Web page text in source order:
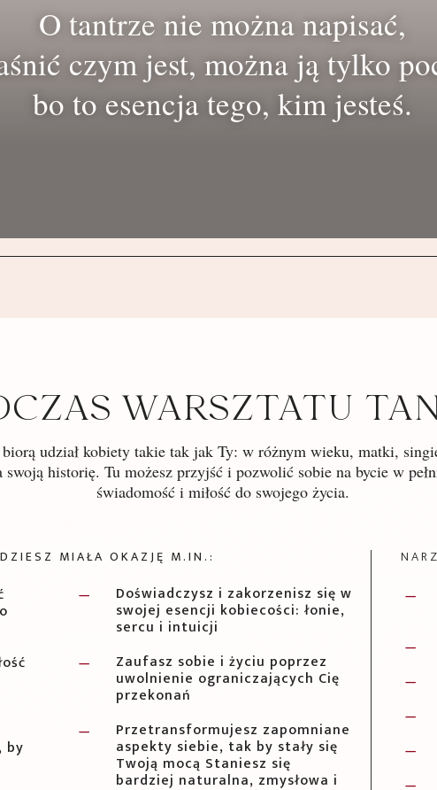
O tantrze nie można napisać,
czym jest, można ją tylko
bo to esencja tego, kim jesteś.
WARSZTATU
udział kobiety takie tak jak Ty: w różnym wieku, matki,
swoją historię. Tu możesz przyjść i pozwolić sobie na bycie w
świadomość i miłość do swojego życia.
MIAŁA OKAZJĘ M.IN.:
by
K Doświadczysz i zakorzenisz się w
swojej esencji kobiecości: łonie,
sercu i intuicji
K Zaufasz sobie i życiu poprzez
uwolnienie ograniczających Cię
przekonań
K Przetransformujesz zapomniane
aspekty siebie, tak by stały się
Twoją mocą Staniesz się
bardziej naturalna, zmysłowa i
K
K
K
K
K
K